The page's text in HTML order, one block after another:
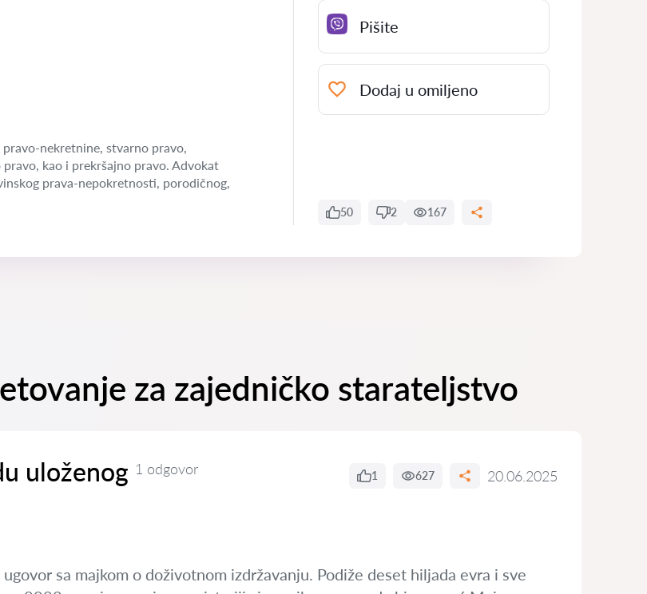
nekretnine, stvarno pravo,
kao i prekršajno pravo. Advokat
prava-nepokretnosti, porodičnog,
Pišite
Dodaj u omiljeno
50 2 167
za zajedničko starateljstvo
uloženog 1 odgovor 1 627 20.06.2025
sa majkom o doživotnom izdržavanju. Podiže deset hiljada evra i sve